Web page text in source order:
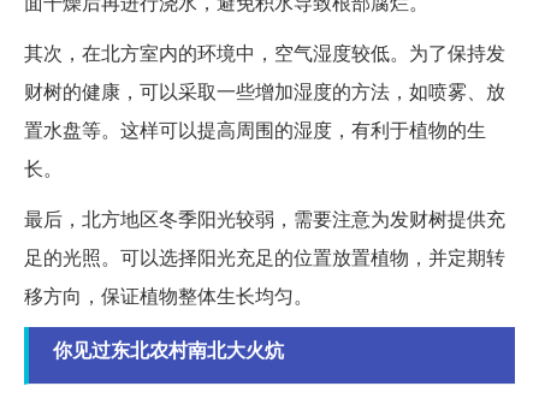
其次，在北方室内的环境中，空气湿度较低。为了保持发
财树的健康，可以采取一些增加湿度的方法，如喷雾、放
置水盘等。这样可以提高周围的湿度，有利于植物的生
长。
最后，北方地区冬季阳光较弱，需要注意为发财树提供充
足的光照。可以选择阳光充足的位置放置植物，并定期转
移方向，保证植物整体生长均匀。
你见过东北农村南北大火炕